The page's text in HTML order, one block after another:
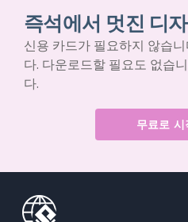
즉석에서 멋진 디
신용 카드가 필요하지 않습
다. 다운로드할 필요도 없습
다.
무료로 시